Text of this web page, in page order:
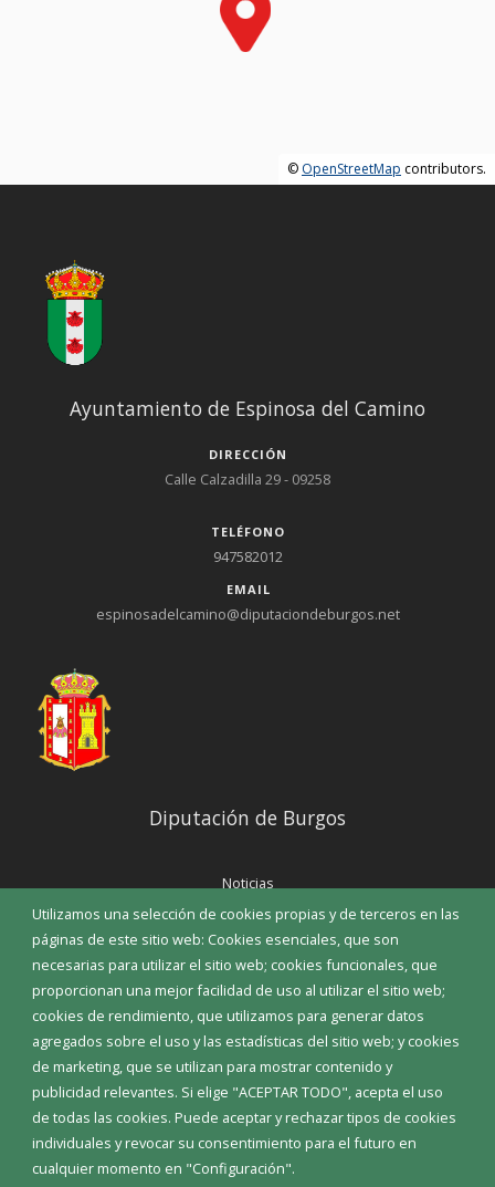
un servicio electrónico de acceso al Archivo de Planeamiento
© OpenStreetMap contributors.
Utilizamos una selección de cookies propias y de terceros en las
páginas de este sitio web: Cookies esenciales, que son
necesarias para utilizar el sitio web; cookies funcionales, que
proporcionan una mejor facilidad de uso al utilizar el sitio web;
cookies de rendimiento, que utilizamos para generar datos
agregados sobre el uso y las estadísticas del sitio web; y cookies
de marketing, que se utilizan para mostrar contenido y
publicidad relevantes. Si elige "ACEPTAR TODO", acepta el uso
de todas las cookies. Puede aceptar y rechazar tipos de cookies
individuales y revocar su consentimiento para el futuro en
cualquier momento en "Configuración".
Ayuntamiento de Espinosa del Camino
DIRECCIÓN
Calle Calzadilla 29 - 09258
TELÉFONO
947582012
EMAIL
espinosadelcamino@diputaciondeburgos.net
Diputación de Burgos
Noticias
Eventos
Corporación Municipal
Teléfonos de interés
INICIAR SESIÓN
MAPA WEB